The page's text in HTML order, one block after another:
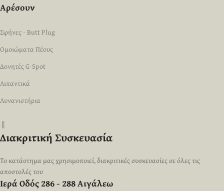
Αρέσουν
Σφήνες - Butt Plug
Ομοιώματα Πέους
Δονητές G-Spot
Λιπαντικά
Αυνανιστήρια
||
Διακριτική Συσκευασία
Το κατάστημα μας χρησιμοποιεί, διακριτικές συσκευασίες σε όλες τις
αποστολές του
Ιερά Οδός 286 - 288 Αιγάλεω